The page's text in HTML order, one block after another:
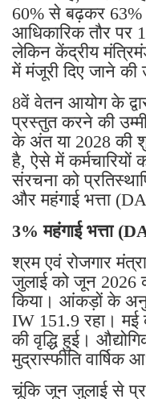
60% से बढ़कर 63%
आधिकारिक तौर पर
लेकिन केंद्रीय
में मंजूरी दिए जाने की
8वें वेतन आयोग के
प्रस्तुत करने की
के अंत या 2028 की
है, ऐसे में कर्मचारियों
संरचना को
और महंगाई भत्ता
3% महंगाई भत्ता
श्रम एवं रोजगार
जुलाई को जून 2026
किया। आंकड़ों के
IW 151.9 रहा।
की वृद्धि हुई।
मुद्रास्फीति वार्षिक
चूंकि जून जुलाई से